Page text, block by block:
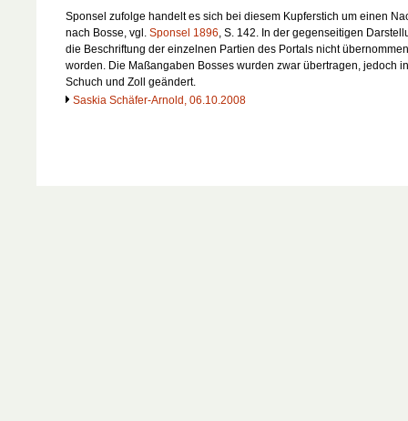
Sponsel zufolge handelt es sich bei diesem Kupferstich um einen
nach Bosse, vgl. Sponsel 1896, S. 142. In der gegenseitigen
die Beschriftung der einzelnen Partien des Portals nicht übernommen
worden. Die Maßangaben Bosses wurden zwar übertragen, jedoch in
Schuch und Zoll geändert.
Saskia Schäfer-Arnold, 06.10.2008